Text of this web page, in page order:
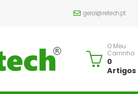
geral@retech.pt
O Meu
Carrinho
0
Artigos